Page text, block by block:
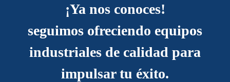
¡Ya nos conoces!
seguimos ofreciendo equipos
industriales de calidad para
impulsar tu éxito.